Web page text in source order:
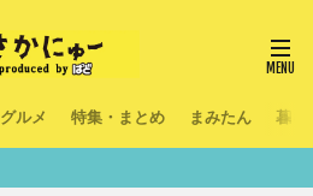
グルメ 特集・まとめ まみたん 暮ら